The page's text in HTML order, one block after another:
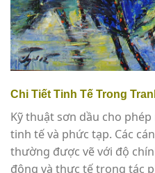
Chi Tiết Tinh Tế Trong
Kỹ thuật sơn dầu cho
tinh tế và phức tạp. Các
thường được vẽ với độ
động và thực tế trong tác